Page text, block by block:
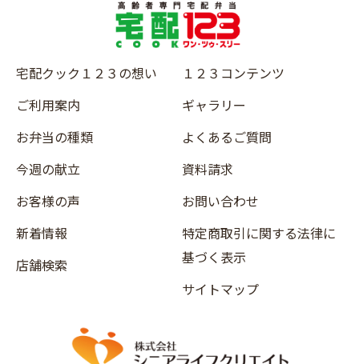
宅配クック１２３の想い
ご利用案内
お弁当の種類
今週の献立
お客様の声
新着情報
店舗検索
１２３コンテンツ
ギャラリー
よくあるご質問
資料請求
お問い合わせ
特定商取引に関する法律に
基づく表示
サイトマップ